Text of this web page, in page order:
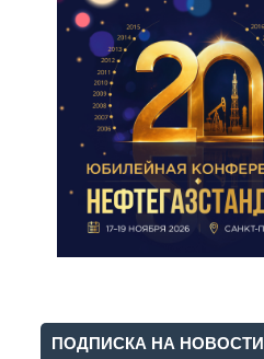
ПОДПИСКА НА НОВОСТИ